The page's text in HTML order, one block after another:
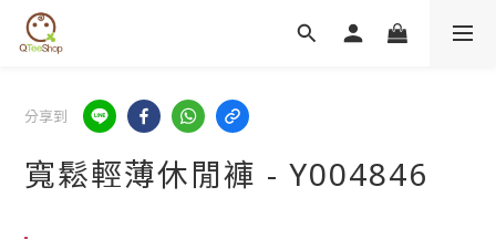
分享到
寬鬆輕薄休閒褲 - Y004846